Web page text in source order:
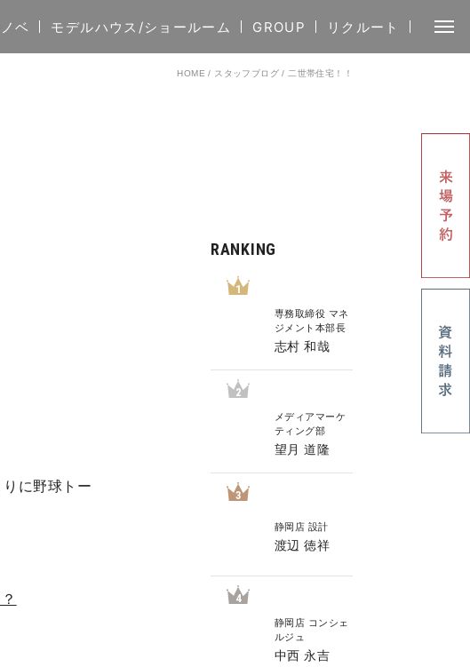
ベ モデルハウス/ショールーム GROUP リクルート
HOME / スタッフブログ/ 二世帯住宅！！
に野球トー
RANKING
1
専務取締役 マネ
ジメント本部長
志村 和哉
2
メディアマーケ
ティング部
望月 道隆
3
静岡店 設計
渡辺 徳祥
4
静岡店 コンシェ
ルジュ
中西 永吉